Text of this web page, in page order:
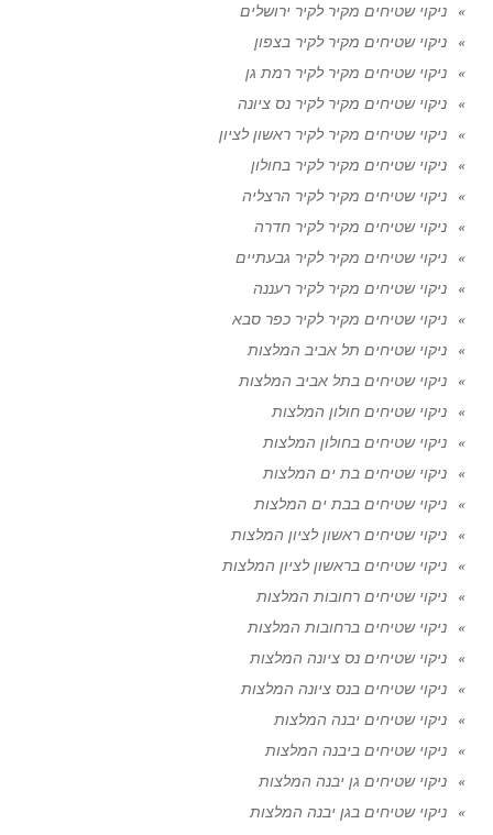
ניקוי שטיחים מקיר לקיר ירושלים
ניקוי שטיחים מקיר לקיר בצפון
ניקוי שטיחים מקיר לקיר רמת גן
ניקוי שטיחים מקיר לקיר נס ציונה
ניקוי שטיחים מקיר לקיר ראשון לציון
ניקוי שטיחים מקיר לקיר בחולון
ניקוי שטיחים מקיר לקיר הרצליה
ניקוי שטיחים מקיר לקיר חדרה
ניקוי שטיחים מקיר לקיר גבעתיים
ניקוי שטיחים מקיר לקיר רעננה
ניקוי שטיחים מקיר לקיר כפר סבא
ניקוי שטיחים תל אביב המלצות
ניקוי שטיחים בתל אביב המלצות
ניקוי שטיחים חולון המלצות
ניקוי שטיחים בחולון המלצות
ניקוי שטיחים בת ים המלצות
ניקוי שטיחים בבת ים המלצות
ניקוי שטיחים ראשון לציון המלצות
ניקוי שטיחים בראשון לציון המלצות
ניקוי שטיחים רחובות המלצות
ניקוי שטיחים ברחובות המלצות
ניקוי שטיחים נס ציונה המלצות
ניקוי שטיחים בנס ציונה המלצות
ניקוי שטיחים יבנה המלצות
ניקוי שטיחים ביבנה המלצות
ניקוי שטיחים גן יבנה המלצות
ניקוי שטיחים בגן יבנה המלצות